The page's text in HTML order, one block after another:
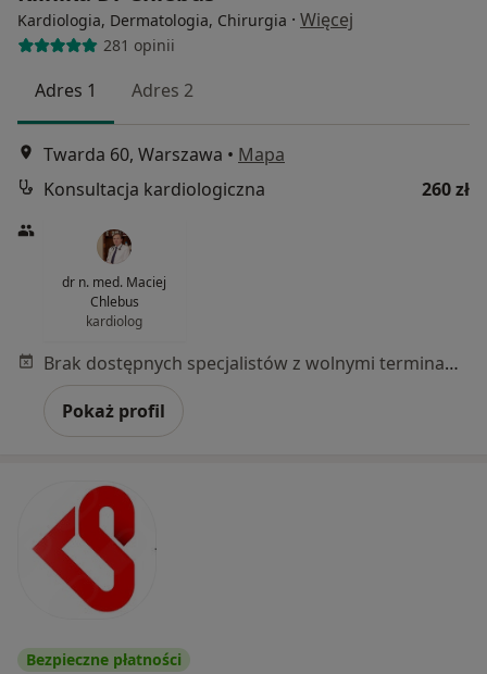
Kardiologia, Dermatologia, Chirurgia · Więcej
281 opinii
Adres 1 Adres 2
Twarda 60, Warszawa • Mapa
Konsultacja kardiologiczna
260 zł
dr n. med. Maciej
Chlebus
kardiolog
Brak dostępnych specjalistów z wolnymi terminami w tym centrum medycznym.
Pokaż profil
Bezpieczne płatności